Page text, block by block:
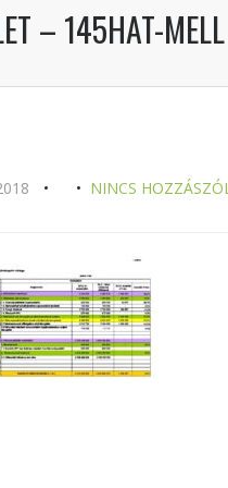
– 145HAT-MELL
NINCS